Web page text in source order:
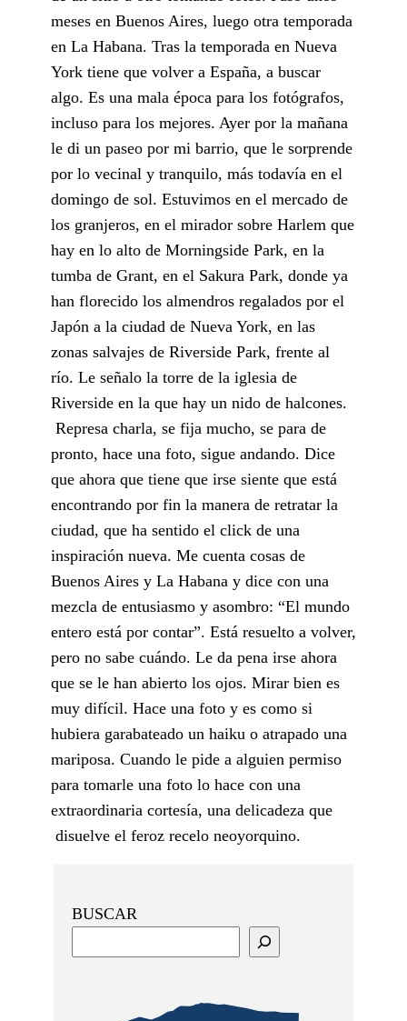
meses en Buenos Aires, luego otra temporada
en La Habana. Tras la temporada en Nueva
York tiene que volver a España, a buscar
algo. Es una mala época para los fotógrafos,
incluso para los mejores. Ayer por la mañana
le di un paseo por mi barrio, que le sorprende
por lo vecinal y tranquilo, más todavía en el
domingo de sol. Estuvimos en el mercado de
los granjeros, en el mirador sobre Harlem que
hay en lo alto de Morningside Park, en la
tumba de Grant, en el Sakura Park, donde ya
han florecido los almendros regalados por el
Japón a la ciudad de Nueva York, en las
zonas salvajes de Riverside Park, frente al
río. Le señalo la torre de la iglesia de
Riverside en la que hay un nido de halcones.
Represa charla, se fija mucho, se para de
pronto, hace una foto, sigue andando. Dice
que ahora que tiene que irse siente que está
encontrando por fin la manera de retratar la
ciudad, que ha sentido el click de una
inspiración nueva. Me cuenta cosas de
Buenos Aires y La Habana y dice con una
mezcla de entusiasmo y asombro: “El mundo
entero está por contar”. Está resuelto a volver,
pero no sabe cuándo. Le da pena irse ahora
que se le han abierto los ojos. Mirar bien es
muy difícil. Hace una foto y es como si
hubiera garabateado un haiku o atrapado una
mariposa. Cuando le pide a alguien permiso
para tomarle una foto lo hace con una
extraordinaria cortesía, una delicadeza que
disuelve el feroz recelo neoyorquino.
BUSCAR